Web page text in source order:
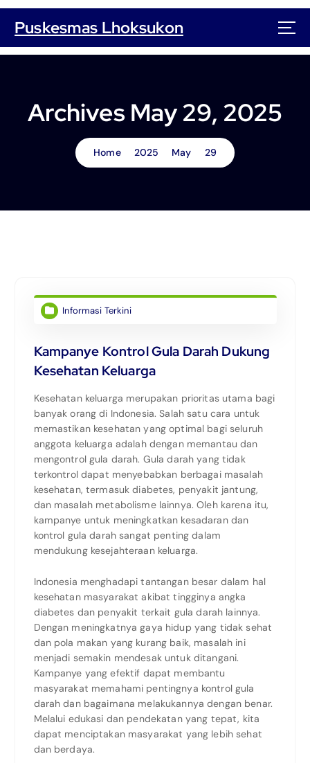
S
p
Puskesmas Lhoksukon
Archives May 29, 2025
Home 2025 May 29
Informasi Terkini
Kampanye Kontrol Gula Darah Dukung
Kesehatan Keluarga
Kesehatan keluarga merupakan prioritas utama bagi
banyak orang di Indonesia. Salah satu cara untuk
memastikan kesehatan yang optimal bagi seluruh
anggota keluarga adalah dengan memantau dan
mengontrol gula darah. Gula darah yang tidak
terkontrol dapat menyebabkan berbagai masalah
kesehatan, termasuk diabetes, penyakit jantung,
dan masalah metabolisme lainnya. Oleh karena itu,
kampanye untuk meningkatkan kesadaran dan
kontrol gula darah sangat penting dalam
mendukung kesejahteraan keluarga.
Indonesia menghadapi tantangan besar dalam hal
kesehatan masyarakat akibat tingginya angka
diabetes dan penyakit terkait gula darah lainnya.
Dengan meningkatnya gaya hidup yang tidak sehat
dan pola makan yang kurang baik, masalah ini
menjadi semakin mendesak untuk ditangani.
Kampanye yang efektif dapat membantu
masyarakat memahami pentingnya kontrol gula
darah dan bagaimana melakukannya dengan benar.
Melalui edukasi dan pendekatan yang tepat, kita
dapat menciptakan masyarakat yang lebih sehat
dan berdaya.